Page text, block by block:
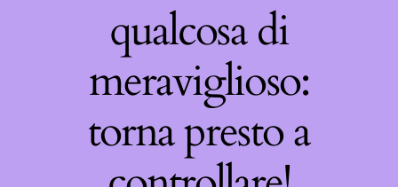
qualcosa di
meraviglioso:
torna presto a